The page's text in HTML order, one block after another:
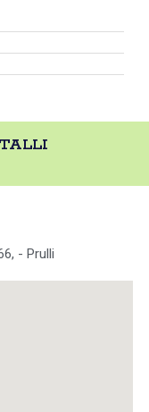
- Prulli